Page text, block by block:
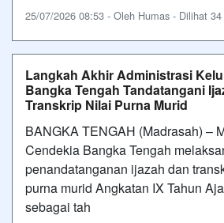
25/07/2026 08:53 - Oleh Humas - Dilihat 34
Langkah Akhir Administrasi
Bangka Tengah Tandatangani
Transkrip Nilai Purna Murid
BANGKA TENGAH (Madrasah) –
Cendekia Bangka Tengah
penandatanganan ijazah dan
purna murid Angkatan IX Tahun
sebagai tah